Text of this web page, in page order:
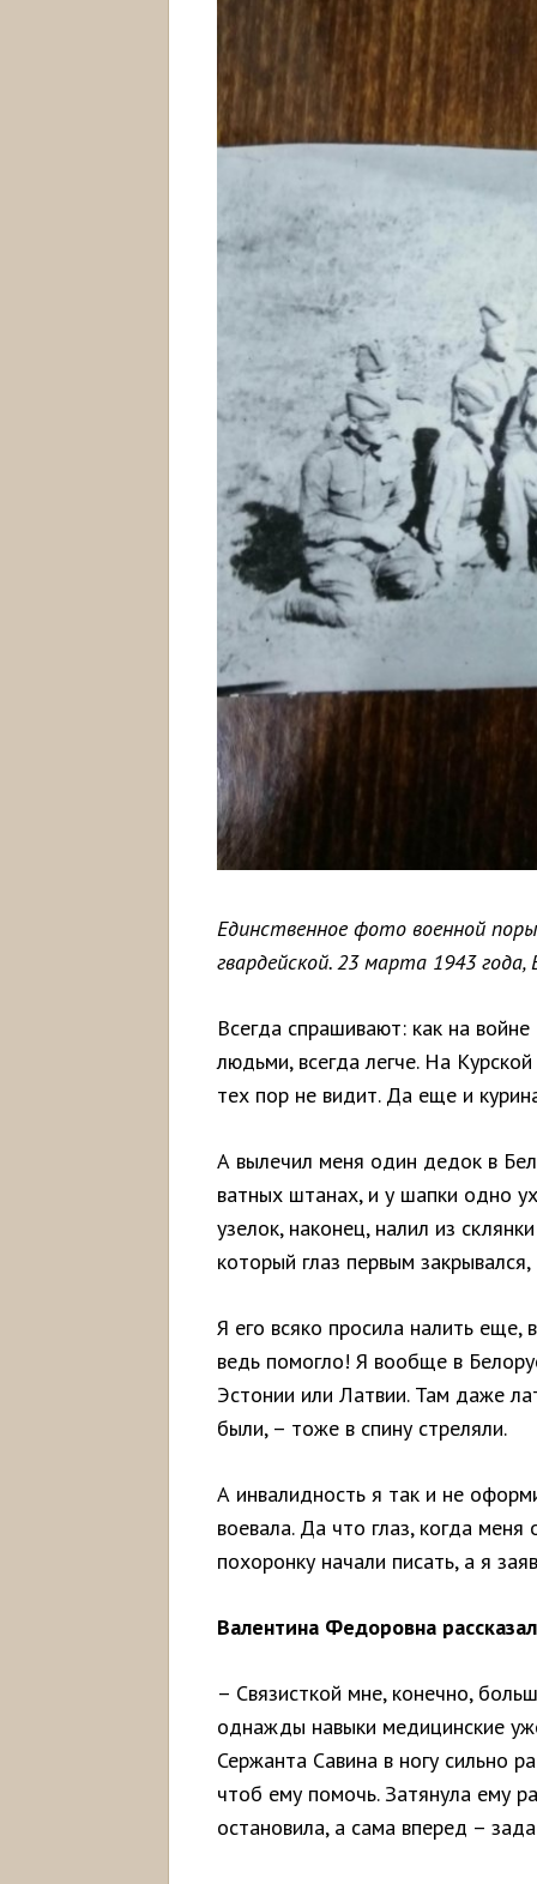
Единственное фото военной
гвардейской. 23 марта 1943
Всегда спрашивают: как на
людьми, всегда легче. На
тех пор не видит. Да еще и
А вылечил меня один дедок в
ватных штанах, и у шапки одно
узелок, наконец, налил из
который глаз первым
Я его всяко просила налить
ведь помогло! Я вообще в
Эстонии или Латвии. Там даже
были, – тоже в спину стреляли.
А инвалидность я так и не
воевала. Да что глаз, когда
похоронку начали писать, а я
Валентина Федоровна
– Связисткой мне, конечно,
однажды навыки медицинские
Сержанта Савина в ногу сильно
чтоб ему помочь. Затянула ему
остановила, а сама вперед –